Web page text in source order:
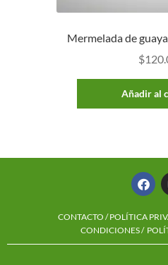
Mermelada de
$
Añadir al
CONTACTO /POLÍTICA
CONDICIONES /